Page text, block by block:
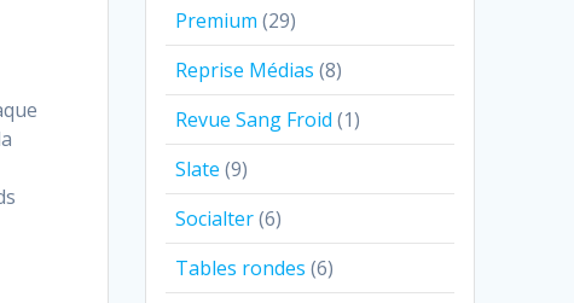
Premium (29)
Reprise Médias (8)
Revue Sang Froid (1)
Slate (9)
Socialter(6)
Tables rondes (6)